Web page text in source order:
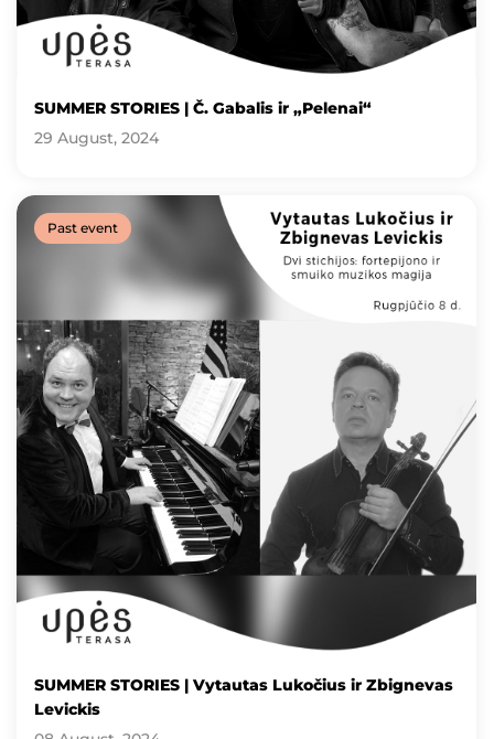
SUMMER STORIES | Č. Gabalis ir „Pelenai“
29 August, 2024
Past event
SUMMER STORIES | Vytautas Lukočius ir Zbignevas
Levickis